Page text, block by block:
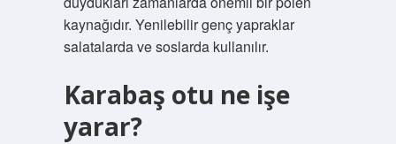
kaynağıdır. Yenilebilir genç yapraklar
salatalarda ve soslarda kullanılır.
Karabaş otu ne işe
yarar?